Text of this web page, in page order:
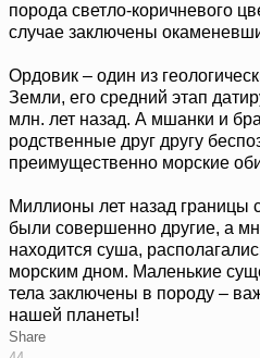
порода светло-коричневого
случае заключены
Ордовик – один из
Земли, его средний этап
млн. лет назад. А мшанки и
родственные друг другу
преимущественно морские
Миллионы лет назад границы
были совершенно другие, а
находится суша,
морским дном. Маленькие
тела заключены в породу –
нашей планеты!
Share